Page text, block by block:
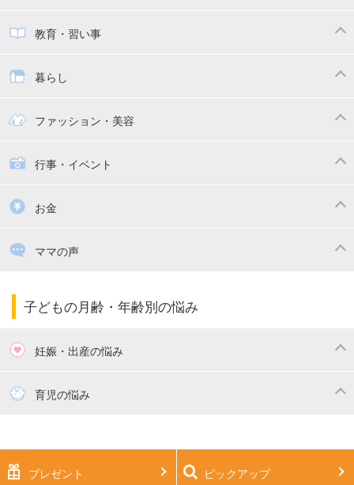
子供とおでかけ
抱っこ紐
教育・習い事
教育・習い事
幼稚園
絵本
暮らし
ママの日常
家族関係・夫婦関係
掃除
ファッション・美容
子供の服・ファッション
行事・イベント
漫画
出産祝い・内祝い
お金
住宅購入ママの声
子育てコラム
子どもの月齢・年齢別の悩み
妊娠・出産の悩み
妊活 育児の悩み
生後2ヶ月 生後3ヶ月
プレゼント ピックアップ